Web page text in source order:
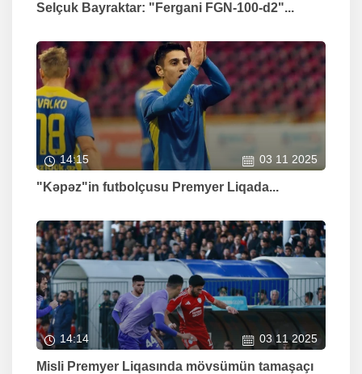
Selçuk Bayraktar: "Fergani FGN-100-d2"...
14:15 03 11 2025
"Kəpəz"in futbolçusu Premyer Liqada...
14:14 03 11 2025
Misli Premyer Liqasında mövsümün tamaşaçı